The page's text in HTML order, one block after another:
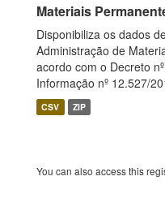
Materiais
Disponibiliza os dados
Administração de
acordo com o Decreto
Informação nº 12.527/
CSV ZIP
You can also access this